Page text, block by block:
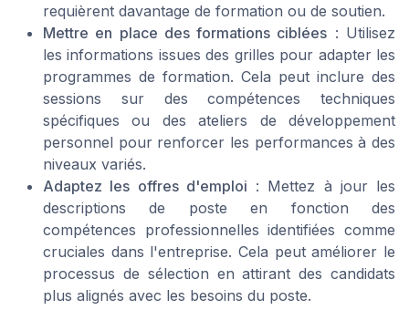
requièrent davantage de formation ou de soutien.
Mettre en place des formations ciblées : Utilisez
les informations issues des grilles pour adapter les
programmes de formation. Cela peut inclure des
sessions sur des compétences techniques
spécifiques ou des ateliers de développement
personnel pour renforcer les performances à des
niveaux variés.
Adaptez les offres d'emploi : Mettez à jour les
descriptions de poste en fonction des
compétences professionnelles identifiées comme
cruciales dans l'entreprise. Cela peut améliorer le
processus de sélection en attirant des candidats
plus alignés avec les besoins du poste.